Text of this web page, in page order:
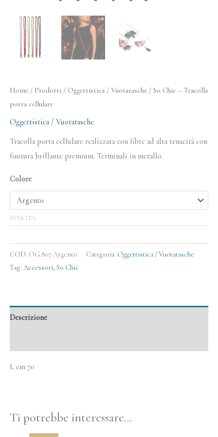
Home / Prodotti / Oggettistica / Vuotatasche / So Chic – Tracolla
porta cellulare
Oggettistica / Vuotatasche
Tracolla porta cellulare realizzata con fibre ad alta tenacità con
finitura brillante premium. Terminali in metallo.
Colore
SVUOTA
COD: OG.807 Argento Categoria: Oggettistica / Vuotatasche
Tag: Accessori, So Chic
Descrizione
L cm 70
Ti potrebbe interessare…